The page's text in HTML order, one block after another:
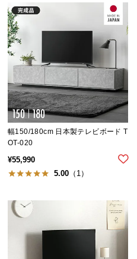
中
品
の
送
に
つ
い
て
小
品
配
幅150/180cm 日本製テレビボード T
OT-020
¥55,990
5.00 （1）